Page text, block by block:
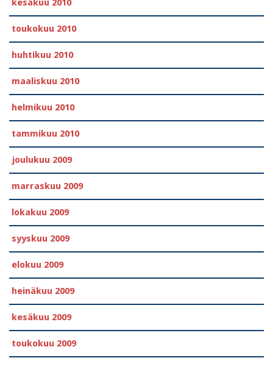
kesäkuu 2010
toukokuu 2010
huhtikuu 2010
maaliskuu 2010
helmikuu 2010
tammikuu 2010
joulukuu 2009
marraskuu 2009
lokakuu 2009
syyskuu 2009
elokuu 2009
heinäkuu 2009
kesäkuu 2009
toukokuu 2009